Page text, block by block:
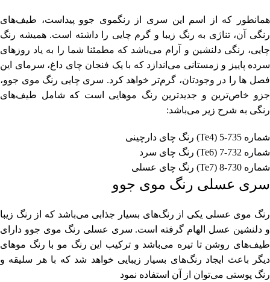
همانطور که از اسم این سری از رنگموی جوو پیداست، طیف‌های
رنگی آن، تناژی به رنگ زیبا و گرم چایی را داشته است. همیشه رنگ
چایی، رنگی دلنشین و آرام می‌باشد که مطمئنا شما را به یاد روزهای
سرده پاییز و زمستانی می‌اندازد که با یک فنجان چای داغ، سرمای این
فصل ها را در وجودتان، گرم‌تر خواهد کرد. سری چایی رنگ موی جوو،
جزو خاص‌ترین و جدیدترین رنگ موهایی است که شامل طیف‌های
رنگی به شرح زیر می‌باشد:
شماره 735-5 (Te4) رنگ چای دارچینی
شماره 732-7 (Te6) رنگ چای سرد
شماره 730-8 (Te7) رنگ چای عسلی
سری عسلی رنگ موی جوو
رنگ موی عسلی یکی از رنگ‌های بسیار جذابی می‌باشد که از رنگ زیبا
و دلنشین عسل الهام گرفته است. سری عسلی رنگ موی جوو دارای
طیف‌های روشن تا تیره می‌باشد و ترکیب این رنگ مو با رنگ موهای
دیگر باعث ایجاد رنگ‌های بسیار زیبایی خواهد شد که با هر سلیقه و
رنگ پوستی می‌توان از آن استفاده نمود